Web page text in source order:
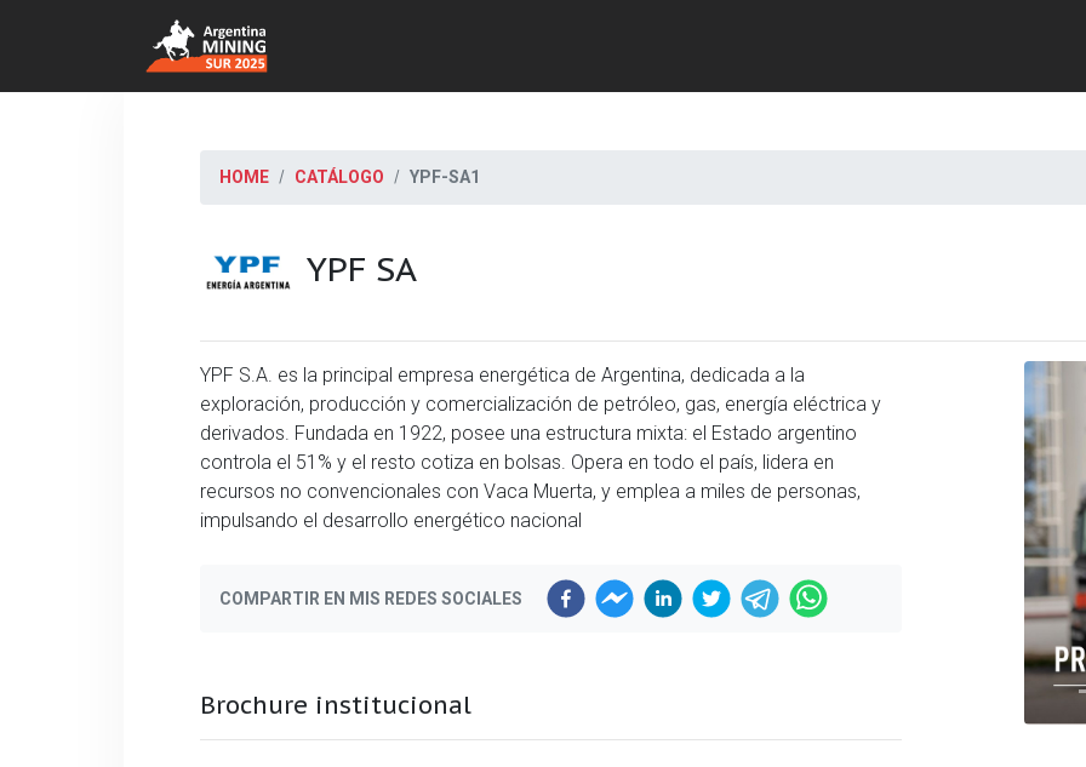
HOME CATÁLOGO YPF-SA1
YPF SA
YPF S.A. es la principal empresa energética de Argentina, dedicada a la
exploración, producción y comercialización de petróleo, gas, energía eléctrica y
derivados. Fundada en 1922, posee una estructura mixta: el Estado argentino
controla el 51% y el resto cotiza en bolsas. Opera en todo el país, lidera en
recursos no convencionales con Vaca Muerta, y emplea a miles de personas,
impulsando el desarrollo energético nacional
COMPARTIR EN MIS REDES SOCIALES
Brochure institucional
Previous